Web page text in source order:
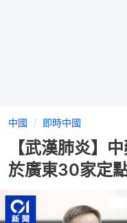
中國 即時中國
【武漢肺炎】
於廣東30家定